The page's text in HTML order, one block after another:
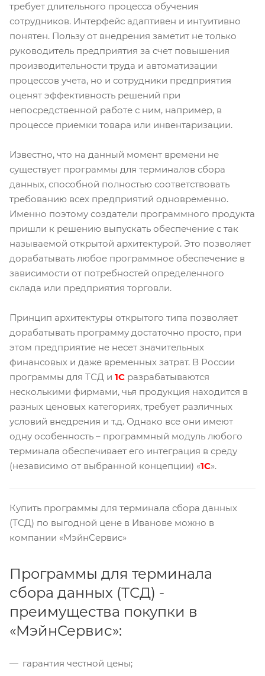
требует длительного процесса обучения
сотрудников. Интерфейс адаптивен и интуитивно
понятен. Пользу от внедрения заметит не только
руководитель предприятия за счет повышения
производительности труда и автоматизации
процессов учета, но и сотрудники предприятия
оценят эффективность решений при
непосредственной работе с ним, например, в
процессе приемки товара или инвентаризации.
Известно, что на данный момент времени не
существует программы для терминалов сбора
данных, способной полностью соответствовать
требованию всех предприятий одновременно.
Именно поэтому создатели программного продукта
пришли к решению выпускать обеспечение с так
называемой открытой архитектурой. Это позволяет
дорабатывать любое программное обеспечение в
зависимости от потребностей определенного
склада или предприятия торговли.
Принцип архитектуры открытого типа позволяет
дорабатывать программу достаточно просто, при
этом предприятие не несет значительных
финансовых и даже временных затрат. В России
программы для ТСД и 1С разрабатываются
несколькими фирмами, чья продукция находится в
разных ценовых категориях, требует различных
условий внедрения и т.д. Однако все они имеют
одну особенность – программный модуль любого
терминала обеспечивает его интеграция в среду
(независимо от выбранной концепции) «1С».
Купить программы для терминала сбора данных
(ТСД) по выгодной цене в Иванове можно в
компании «МэйнСервис»
Программы для терминала
сбора данных (ТСД) -
преимущества покупки в
«МэйнСервис»:
гарантия честной цены;